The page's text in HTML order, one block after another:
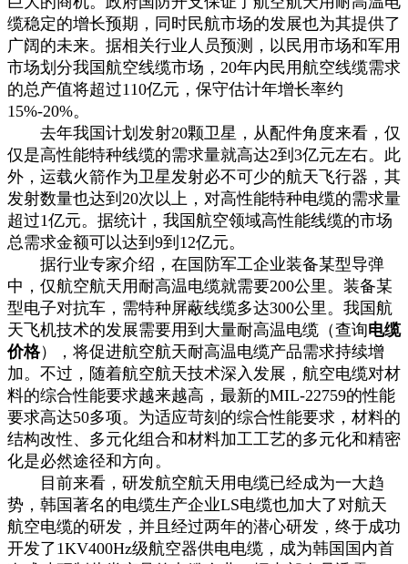
缆稳定的增长预期，同时民航市场的发展也为其提供了
广阔的未来。据相关行业人员预测，以民用市场和军用
市场划分我国航空线缆市场，20年内民用航空线缆需求
的总产值将超过110亿元，保守估计年增长率约
15%-20%。
去年我国计划发射20颗卫星，从配件角度来看，仅
仅是高性能特种线缆的需求量就高达2到3亿元左右。此
外，运载火箭作为卫星发射必不可少的航天飞行器，其
发射数量也达到20次以上，对高性能特种电缆的需求量
超过1亿元。据统计，我国航空领域高性能线缆的市场
总需求金额可以达到9到12亿元。
据行业专家介绍，在国防军工企业装备某型导弹
中，仅航空航天用耐高温电缆就需要200公里。装备某
型电子对抗车，需特种屏蔽线缆多达300公里。我国航
天飞机技术的发展需要用到大量耐高温电缆（查询电缆
价格），将促进航空航天耐高温电缆产品需求持续增
加。不过，随着航空航天技术深入发展，航空电缆对材
料的综合性能要求越来越高，最新的MIL-22759的性能
要求高达50多项。为适应苛刻的综合性能要求，材料的
结构改性、多元化组合和材料加工工艺的多元化和精密
化是必然途径和方向。
目前来看，研发航空航天用电缆已经成为一大趋
势，韩国著名的电缆生产企业LS电缆也加大了对航天
航空电缆的研发，并且经过两年的潜心研发，终于成功
开发了1KV400Hz级航空器供电电缆，成为韩国国内首